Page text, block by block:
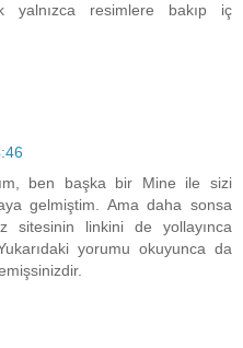
yalnızca resimlere bakıp iç
ben başka bir Mine ile sizi
gelmiştim. Ama daha sonsa
sitesinin linkini de yollayınca
yorumu okuyunca da